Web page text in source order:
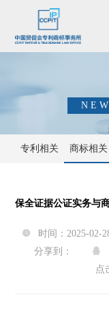
专利相关 商标相关
保全证据公证实务与
 时间：2025-02-
分享到：

点